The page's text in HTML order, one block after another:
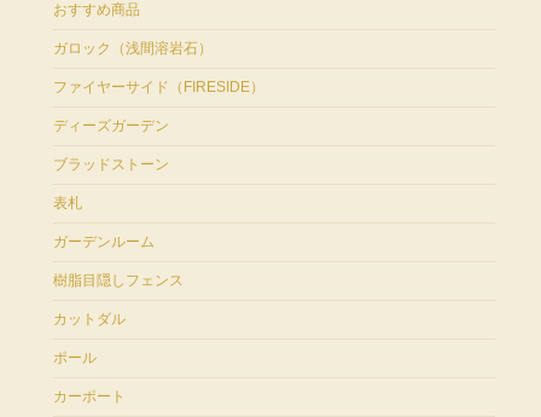
おすすめ商品
ガロック（浅間溶岩石）
ファイヤーサイド（FIRESIDE）
ディーズガーデン
ブラッドストーン
表札
ガーデンルーム
樹脂目隠しフェンス
カットダル
ポール
カーポート